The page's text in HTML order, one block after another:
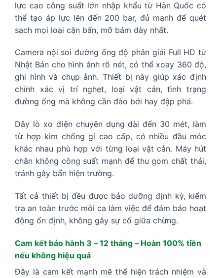
lực cao công suất lớn nhập khẩu từ Hàn Quốc có
thể tạo áp lực lên đến 200 bar, đủ mạnh để quét
sạch mọi loại cặn bẩn, mỡ bám dày nhất.
Camera nội soi đường ống độ phân giải Full HD từ
Nhật Bản cho hình ảnh rõ nét, có thể xoay 360 độ,
ghi hình và chụp ảnh. Thiết bị này giúp xác định
chính xác vị trí nghẹt, loại vật cản, tình trạng
đường ống mà không cần đào bới hay đập phá.
Dây lò xo điện chuyên dụng dài đến 30 mét, làm
từ hợp kim chống gỉ cao cấp, có nhiều đầu móc
khác nhau phù hợp với từng loại vật cản. Máy hút
chân không công suất mạnh để thu gom chất thải,
tránh gây bẩn hiện trường.
Tất cả thiết bị đều được bảo dưỡng định kỳ, kiểm
tra an toàn trước mỗi ca làm việc để đảm bảo hoạt
động ổn định, không gây sự cố giữa chừng.
Cam kết bảo hành 3 – 12 tháng – Hoàn 100% tiền
nếu không hiệu quả
Đây là cam kết mạnh mẽ thể hiện trách nhiệm và